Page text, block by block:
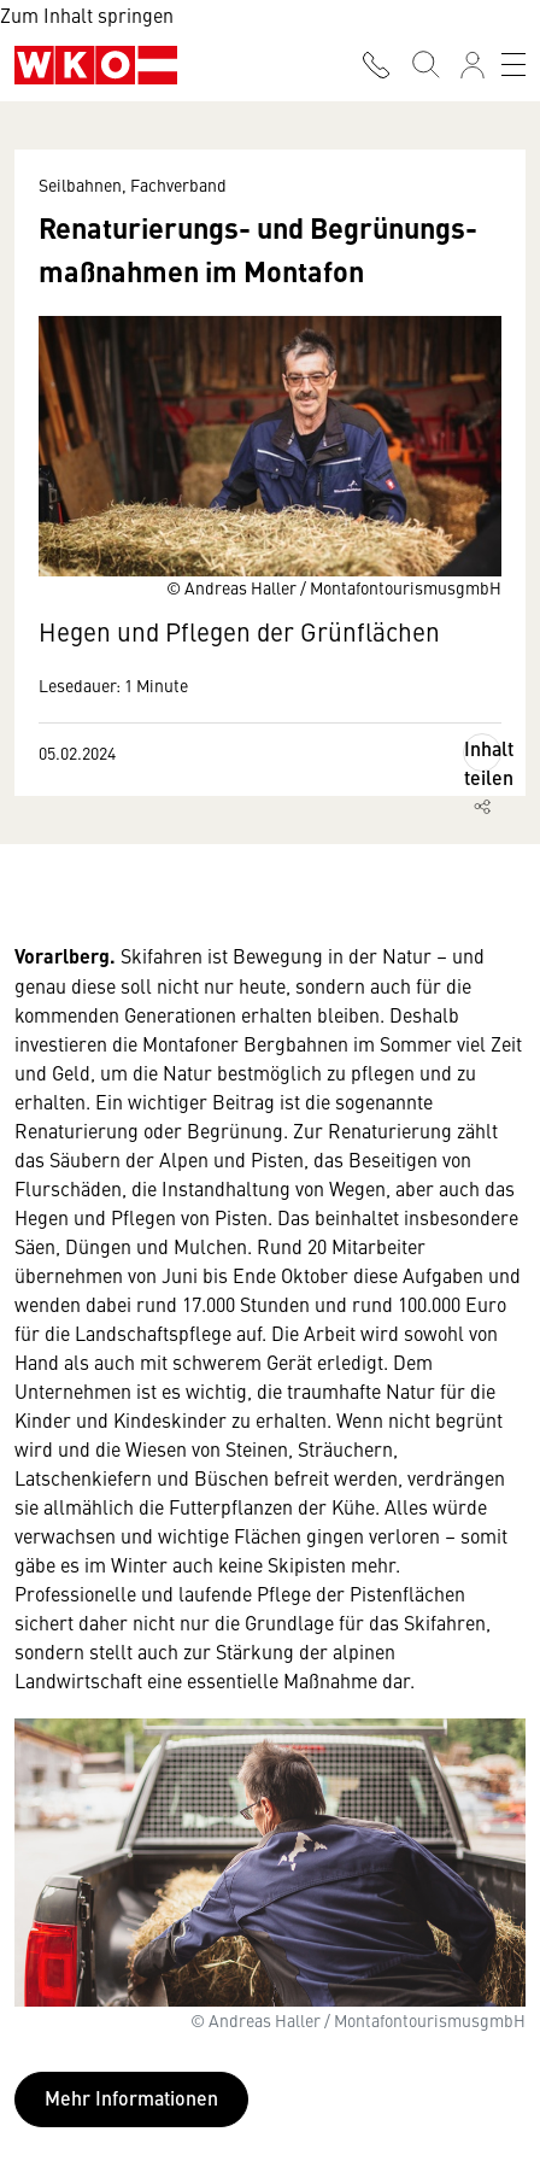
Zum Inhalt springen
© Andreas Haller / MontafontourismusgmbH
Seilbahnen, Fachverband
Re­naturierungs- und Be­grünungs­
maßnahmen im Montafon
Hegen und Pflegen der Grünflächen
Lesedauer: 1 Minute
05.02.2024
Inhalt
teilen
Vorarlberg. Skifahren ist Bewegung in der Natur – und
genau diese soll nicht nur heute, sondern auch für die
kommenden Generationen erhalten bleiben. Deshalb
investieren die Montafoner Bergbahnen im Sommer viel Zeit
und Geld, um die Natur bestmöglich zu pflegen und zu
erhalten. Ein wichtiger Beitrag ist die sogenannte
Renaturierung oder Begrünung. Zur Renaturierung zählt
das Säubern der Alpen und Pisten, das Beseitigen von
Flurschäden, die Instandhaltung von Wegen, aber auch das
Hegen und Pflegen von Pisten. Das beinhaltet insbesondere
Säen, Düngen und Mulchen. Rund 20 Mitarbeiter
übernehmen von Juni bis Ende Oktober diese Aufgaben und
wenden dabei rund 17.000 Stunden und rund 100.000 Euro
für die Landschaftspflege auf. Die Arbeit wird sowohl von
Hand als auch mit schwerem Gerät erledigt. Dem
Unternehmen ist es wichtig, die traumhafte Natur für die
Kinder und Kindeskinder zu erhalten. Wenn nicht begrünt
wird und die Wiesen von Steinen, Sträuchern,
Latschenkiefern und Büschen befreit werden, verdrängen
sie allmählich die Futterpflanzen der Kühe. Alles würde
verwachsen und wichtige Flächen gingen verloren – somit
gäbe es im Winter auch keine Skipisten mehr.
Professionelle und laufende Pflege der Pistenflächen
sichert daher nicht nur die Grundlage für das Skifahren,
sondern stellt auch zur Stärkung der alpinen
Landwirtschaft eine essentielle Maßnahme dar.
© Andreas Haller / MontafontourismusgmbH
Mehr Informationen